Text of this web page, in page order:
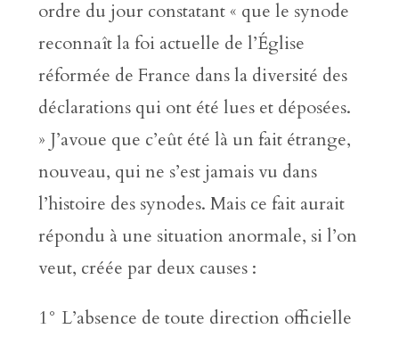
ordre du jour constatant « que le synode
reconnaît la foi actuelle de l’Église
réformée de France dans la diversité des
déclarations qui ont été lues et déposées.
» J’avoue que c’eût été là un fait étrange,
nouveau, qui ne s’est jamais vu dans
l’histoire des synodes. Mais ce fait aurait
répondu à une situation anormale, si l’on
veut, créée par deux causes :
1° L’absence de toute direction officielle